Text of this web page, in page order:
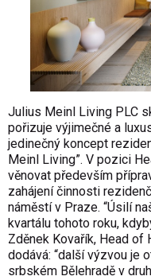
Julius Meinl Living PLC
pořizuje výjimečné a
jedinečný koncept
Meinl Living”. V pozici
věnovat především
zahájení činnosti
náměstí v Praze. “Úsilí
kvartálu tohoto roku,
Zděnek Kovařík, Head
dodává: “další výzvou je
srbském Bělehradě v